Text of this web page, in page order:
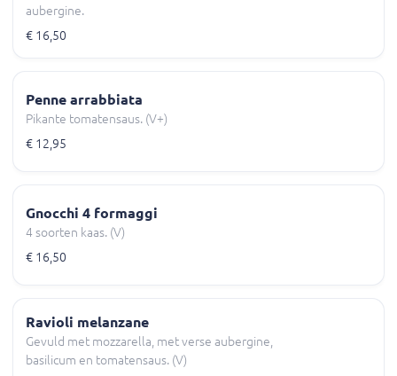
aubergine.
€ 16,50
Penne arrabbiata
Pikante tomatensaus. (V+)
€ 12,95
Gnocchi 4 formaggi
4 soorten kaas. (V)
€ 16,50
Ravioli melanzane
Gevuld met mozzarella, met verse aubergine,
basilicum en tomatensaus. (V)